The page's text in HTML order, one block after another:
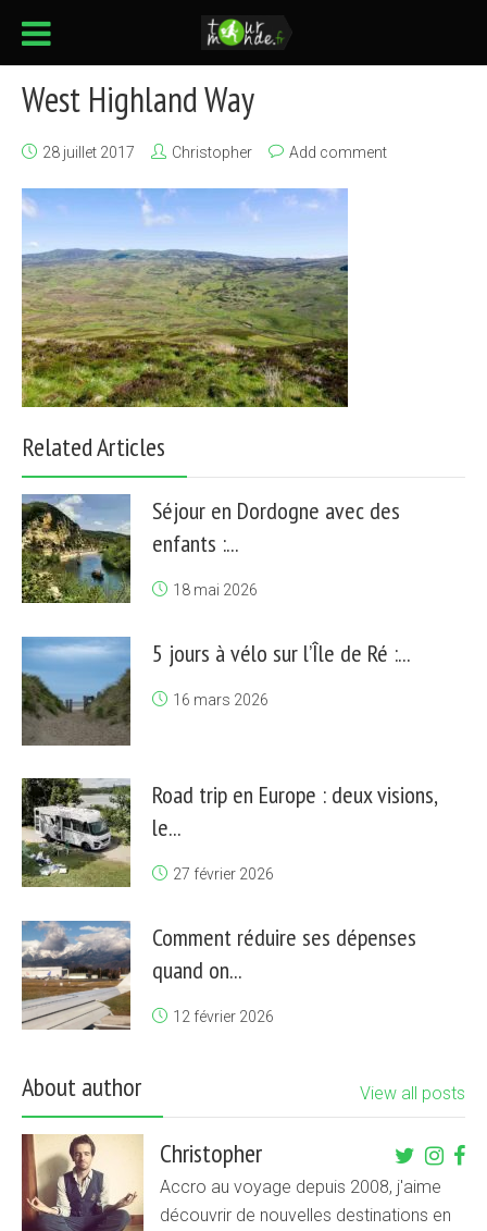
West Highland Way
28 juillet 2017 Christopher Add comment
Related Articles
Séjour en Dordogne avec des
enfants :...
18 mai 2026
5 jours à vélo sur l’Île de Ré :...
16 mars 2026
Road trip en Europe : deux visions,
le...
27 février 2026
Comment réduire ses dépenses
quand on...
12 février 2026
About author View all posts
Christopher
Accro au voyage depuis 2008, j'aime
découvrir de nouvelles destinations en